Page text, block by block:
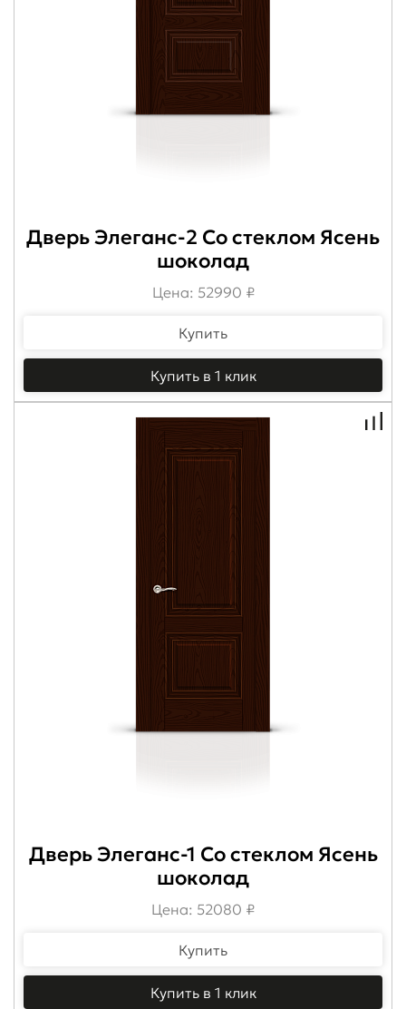
Дверь Элеганс-2 Со стеклом Ясень
шоколад
Цена: 52990 ₽
Купить
Купить в 1 клик
Дверь Элеганс-1 Со стеклом Ясень
шоколад
Цена: 52080 ₽
Купить
Купить в 1 клик